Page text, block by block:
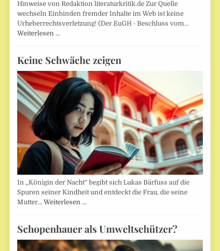
Hinweise von Redaktion literaturkritik.de Zur Quelle
wechseln Einbinden fremder Inhalte im Web ist keine
Urheberrechtsverletzung! (Der EuGH - Beschluss vom…
Weiterlesen …
Keine Schwäche zeigen
In „Königin der Nacht“ begibt sich Lukas Bärfuss auf die
Spuren seiner Kindheit und entdeckt die Frau, die seine
Mutter…Weiterlesen …
Schopenhauer als Umweltschützer?